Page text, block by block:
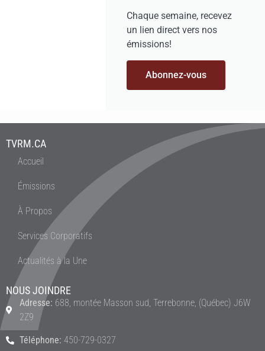
Chaque semaine, recevez
un lien direct vers nos
émissions!
Abonnez-vous
TVRM.CA
Accueil
Émissions
À Propos
Services Corporatifs
Actualités à la Une
NOUS JOINDRE
Adresse: 688, montée Masson sud, Terrebonne, (Québec) J6W
2Z9
Téléphone: 450-729-0327